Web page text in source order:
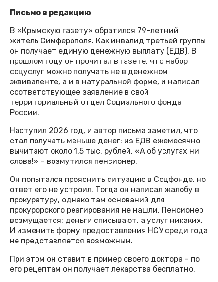
Письмо в редакцию
В «Крымскую газету» обратился 79-летний
житель Симферополя. Как инвалид третьей группы
он получает единую денежную выплату (ЕДВ). В
прошлом году он прочитал в газете, что набор
соцуслуг можно получать не в денежном
эквиваленте, а и в натуральной форме, и написал
соответствующее заявление в свой
территориальный отдел Социального фонда
России.
Наступил 2026 год, и автор письма заметил, что
стал получать меньше денег: из ЕДВ ежемесячно
вычитают около 1,5 тыс. рублей. «А об услугах ни
слова!» – возмутился пенсионер.
Он попытался прояснить ситуацию в Соцфонде, но
ответ его не устроил. Тогда он написал жалобу в
прокуратуру, однако там оснований для
прокурорского реагирования не нашли. Пенсионер
возмущается: деньги списывают, а услуг никаких.
И изменить форму предоставления НСУ среди года
не представляется возможным.
При этом он ставит в пример своего доктора – по
его рецептам он получает лекарства бесплатно.